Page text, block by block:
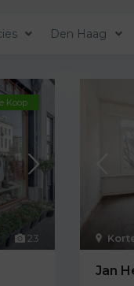
Den Haag
23
Koop
Jan